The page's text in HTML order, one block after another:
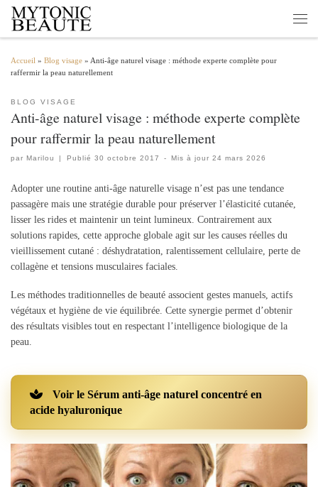
Passer au contenu
Accueil » Blog visage » Anti-âge naturel visage : méthode experte complète pour
raffermir la peau naturellement
BLOG VISAGE
Anti-âge naturel visage : méthode experte complète
pour raffermir la peau naturellement
par Marilou | Publié 30 octobre 2017 - Mis à jour 24 mars 2026
Adopter une routine anti-âge naturelle visage n’est pas une tendance
passagère mais une stratégie durable pour préserver l’élasticité cutanée,
lisser les rides et maintenir un teint lumineux. Contrairement aux
solutions rapides, cette approche globale agit sur les causes réelles du
vieillissement cutané : déshydratation, ralentissement cellulaire, perte de
collagène et tensions musculaires faciales.
Les méthodes traditionnelles de beauté associent gestes manuels, actifs
végétaux et hygiène de vie équilibrée. Cette synergie permet d’obtenir
des résultats visibles tout en respectant l’intelligence biologique de la
peau.
Voir le Sérum anti-âge naturel concentré en
acide hyaluronique